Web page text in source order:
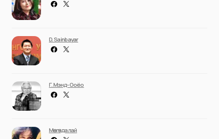
D. Sainbayar
Г. Мэнд-Ооёо
Мөнгөндалай